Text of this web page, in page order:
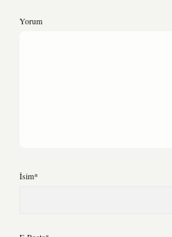
Yorum
İsim*